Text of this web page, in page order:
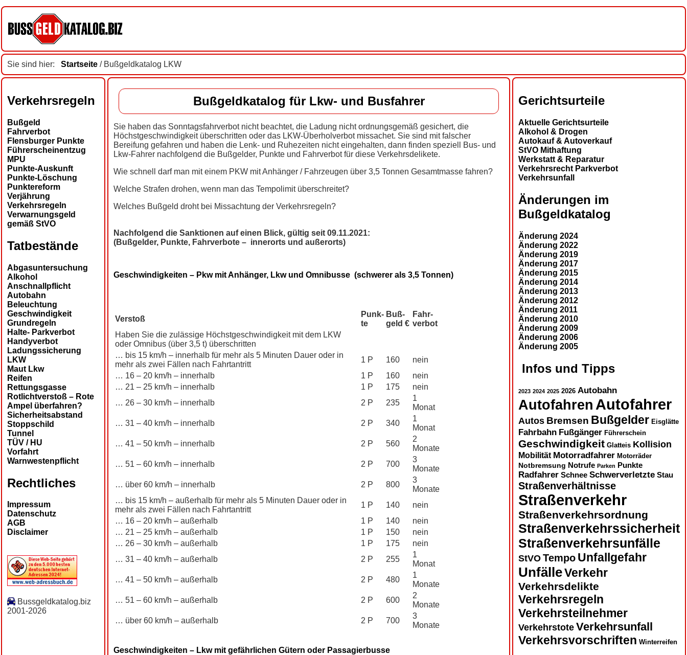
Sie sind hier: Startseite / Bußgeldkatalog LKW
Verkehrsregeln
Bußgeld
Fahrverbot
Flensburger Punkte
Führerscheinentzug
MPU
Punkte-Auskunft
Punkte-Löschung
Punktereform
Verjährung
Verkehrsregeln
Verwarnungsgeld
gemäß StVO
Tatbestände
Abgasuntersuchung
Alkohol
Anschnallpflicht
Autobahn
Beleuchtung
Geschwindigkeit
Grundregeln
Halte- Parkverbot
Handyverbot
Ladungssicherung
LKW
Maut Lkw
Reifen
Rettungsgasse
Rotlichtverstoß – Rote
Ampel überfahren?
Sicherheitsabstand
Stoppschild
Tunnel
TÜV / HU
Vorfahrt
Warnwestenpflicht
Rechtliches
Impressum
Datenschutz
AGB
Disclaimer
Bussgeldkatalog.biz
2001-2026
Bußgeldkatalog für Lkw- und Busfahrer
Sie haben das Sonntagsfahrverbot nicht beachtet, die Ladung nicht ordnungsgemäß gesichert, die
Höchstgeschwindigkeit überschritten oder das LKW-Überholverbot missachet. Sie sind mit falscher
Bereifung gefahren und haben die Lenk- und Ruhezeiten nicht eingehalten, dann finden speziell Bus- und
Lkw-Fahrer nachfolgend die Bußgelder, Punkte und Fahrverbot für diese Verkehrsdelikete.
Wie schnell darf man mit einem PKW mit Anhänger / Fahrzeugen über 3,5 Tonnen Gesamtmasse fahren?
Welche Strafen drohen, wenn man das Tempolimit überschreitet?
Welches Bußgeld droht bei Missachtung der Verkehrsregeln?
Nachfolgend die Sanktionen auf einen Blick, gültig seit 09.11.2021:
(Bußgelder, Punkte, Fahrverbote – innerorts und außerorts)
Geschwindigkeiten – Pkw mit Anhänger, Lkw und Omnibusse (schwerer als 3,5 Tonnen)
Verstoß
Punk­
te
Buß­
geld €
Fahr­
verbot
Haben Sie die zulässige Höchstgeschwindigkeit mit dem LKW
oder Omnibus (über 3,5 t) überschritten
… bis 15 km/h – innerhalb für mehr als 5 Minuten Dauer oder in
mehr als zwei Fällen nach Fahrtantritt
1 P 160
nein
… 16 – 20 km/h – innerhalb
1 P 160
nein
… 21 – 25 km/h – innerhalb
1 P 175
nein
… 26 – 30 km/h – innerhalb
2 P 235
1
Monat
… 31 – 40 km/h – innerhalb
2 P 340
1
Monat
… 41 – 50 km/h – innerhalb
2 P 560
2
Monate
… 51 – 60 km/h – innerhalb
2 P 700
3
Monate
… über 60 km/h – innerhalb
2 P 800
3
Monate
… bis 15 km/h – außerhalb für mehr als 5 Minuten Dauer oder in
mehr als zwei Fällen nach Fahrtantritt
1 P 140
nein
… 16 – 20 km/h – außerhalb
1 P 140
nein
… 21 – 25 km/h – außerhalb
1 P 150
nein
… 26 – 30 km/h – außerhalb
1 P 175
nein
… 31 – 40 km/h – außerhalb
2 P 255
1
Monat
… 41 – 50 km/h – außerhalb
2 P 480
1
Monate
… 51 – 60 km/h – außerhalb
2 P 600
2
Monate
… über 60 km/h – außerhalb
2 P 700
3
Monate
Geschwindigkeiten – Lkw mit gefährlichen Gütern oder Passagierbusse
Gerichtsurteile
Aktuelle Gerichtsurteile
Alkohol & Drogen
Autokauf & Autoverkauf
StVO Mithaftung
Werkstatt & Reparatur
Verkehrsrecht Parkverbot
Verkehrsunfall
Änderungen im
Bußgeldkatalog
Änderung 2024
Änderung 2022
Änderung 2019
Änderung 2017
Änderung 2015
Änderung 2014
Änderung 2013
Änderung 2012
Änderung 2011
Änderung 2010
Änderung 2009
Änderung 2006
Änderung 2005
Infos und Tipps
2023 2024 2025 2026 Autobahn
Autofahren Autofahrer
Autos Bremsen Bußgelder Eisglätte
Fahrbahn Fußgänger Führerschein
Geschwindigkeit Glatteis Kollision
Mobilität Motorradfahrer Motorräder
Notbremsung Notrufe Parken Punkte
Radfahrer Schnee Schwerverletzte Stau
Straßenverhältnisse
Straßenverkehr
Straßenverkehrsordnung
Straßenverkehrssicherheit
Straßenverkehrsunfälle
StVOTempo Unfallgefahr
UnfälleVerkehr
Verkehrsdelikte
Verkehrsregeln
Verkehrsteilnehmer
Verkehrstote Verkehrsunfall
Verkehrsvorschriften Winterreifen